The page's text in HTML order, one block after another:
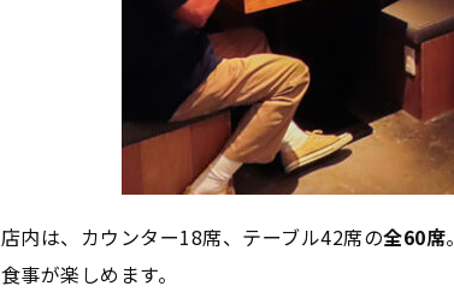
店内は、カウンター18席、テーブル42席の全60席。
食事が楽しめます。